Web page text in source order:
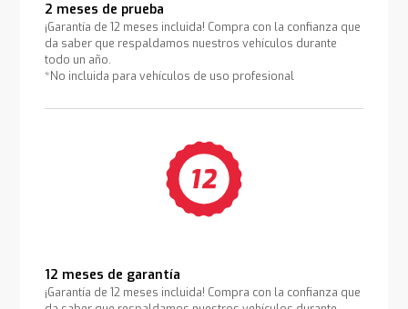
2 meses de prueba
¡Garantía de 12 meses incluida! Compra con la confianza que
da saber que respaldamos nuestros vehículos durante
todo un año.
*No incluida para vehículos de uso profesional
12 meses de garantía
¡Garantía de 12 meses incluida! Compra con la confianza que